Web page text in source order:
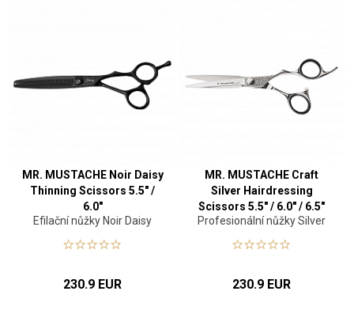
MR. MUSTACHE Noir Daisy
Thinning Scissors 5.5" /
6.0"
Efilační nůžky Noir Daisy
230.9 EUR
MR. MUSTACHE Craft
Silver Hairdressing
Scissors 5.5" / 6.0" / 6.5"
Profesionální nůžky Silver
230.9 EUR